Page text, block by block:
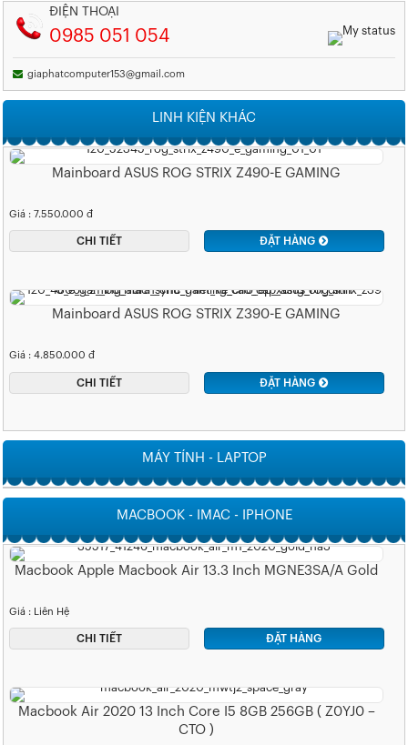
ĐIỆN THOẠI
0985 051 054
giaphatcomputer153@gmail.com
LINH KIỆN KHÁC
Mainboard ASUS ROG STRIX Z490-E GAMING
Giá : 7.550.000 đ
CHI TIẾT ĐẶT HÀNG
Mainboard ASUS ROG STRIX Z390-E GAMING
Giá : 4.850.000 đ
CHI TIẾT ĐẶT HÀNG
MÁY TÍNH - LAPTOP
MACBOOK - IMAC - IPHONE
Macbook Apple Macbook Air 13.3 Inch MGNE3SA/A Gold
Giá : Liên Hệ
CHI TIẾT ĐẶT HÀNG
Macbook Air 2020 13 Inch Core I5 8GB 256GB ( Z0YJ0 –
CTO )